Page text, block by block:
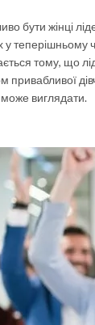
бути жінці
у
тому, що
привабливої
може виглядати.